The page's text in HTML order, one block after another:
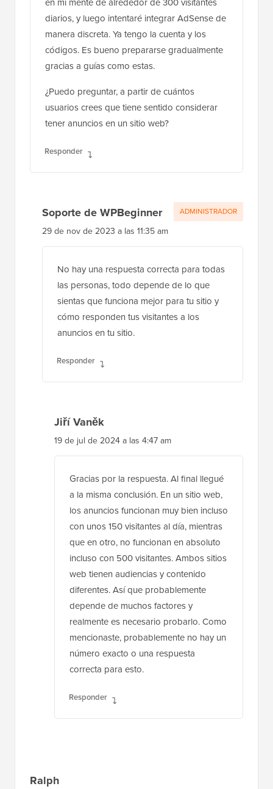
diarios, y luego intentaré integrar AdSense de
manera discreta. Ya tengo la cuenta y los
códigos. Es bueno prepararse gradualmente
gracias a guías como estas.
¿Puedo preguntar, a partir de cuántos
usuarios crees que tiene sentido considerar
tener anuncios en un sitio web?
Responder
Soporte de WPBeginner
29 de nov de 2023 a las 11:35 am
No hay una respuesta correcta para todas
las personas, todo depende de lo que
sientas que funciona mejor para tu sitio y
cómo responden tus visitantes a los
anuncios en tu sitio.
Responder
ADMINISTRADOR
Jiří Vaněk
19 de jul de 2024 a las 4:47 am
Gracias por la respuesta. Al final llegué
a la misma conclusión. En un sitio web,
los anuncios funcionan muy bien incluso
con unos 150 visitantes al día, mientras
que en otro, no funcionan en absoluto
incluso con 500 visitantes. Ambos sitios
web tienen audiencias y contenido
diferentes. Así que probablemente
depende de muchos factores y
realmente es necesario probarlo. Como
mencionaste, probablemente no hay un
número exacto o una respuesta
correcta para esto.
Responder
Ralph